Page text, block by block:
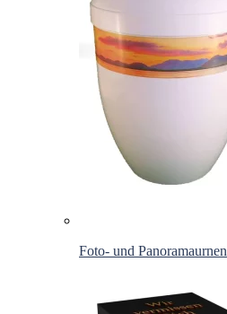
Foto- und Panoramaurnen